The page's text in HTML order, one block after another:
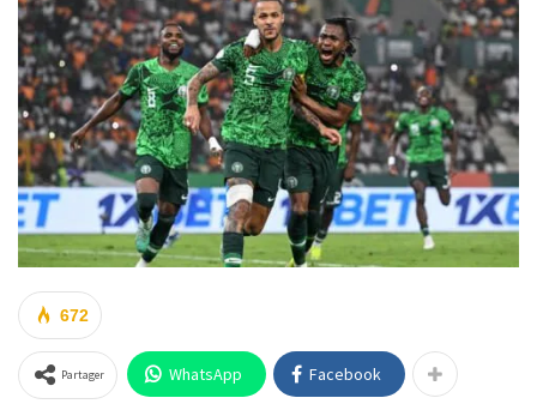
672
Partager WhatsApp Facebook